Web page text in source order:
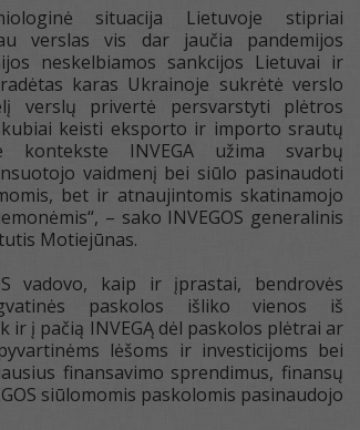
situacija Lietuvoje stipriai
verslas vis dar jaučia pandemijos
neskelbiamos sankcijos Lietuvai ir
karas Ukrainoje sukrėtė verslo
verslų privertė persvarstyti plėtros
keisti eksporto ir importo srautų
kontekste INVEGA užima svarbų
vaidmenį bei siūlo pasinaudoti
bet ir atnaujintomis skatinamojo
– sako INVEGOS generalinis
Motiejūnas.
vadovo, kaip ir įprastai, bendrovės
paskolos išliko vienos iš
į pačią INVEGĄ dėl paskolos plėtrai ar
lėšoms ir investicijoms bei
finansavimo sprendimus, finansų
siūlomomis paskolomis pasinaudojo